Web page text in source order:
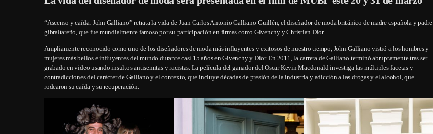
“Ascenso y caída: John Galliano” retrata la vida de Juan Carlos Antonio Galliano-Guillén, el diseñador de moda británico de madre española y padre
gibraltareño, que fue mundialmente famoso por su participación en firmas como Givenchy y Christian Dior.
Ampliamente reconocido como uno de los diseñadores de moda más influyentes y exitosos de nuestro tiempo, John Galliano vistió a los hombres y
mujeres más bellos e influyentes del mundo durante casi 15 años en Givenchy y Dior. En 2011, la carrera de Galliano terminó abruptamente tras ser
grabado en video usando insultos antisemitas y racistas. La película del ganador del Oscar Kevin Macdonald investiga las múltiples facetas y
contradicciones del carácter de Galliano y el contexto, que incluye décadas de presión de la industria y adicción a las drogas y el alcohol, que
rodearon su caída y su recuperación.